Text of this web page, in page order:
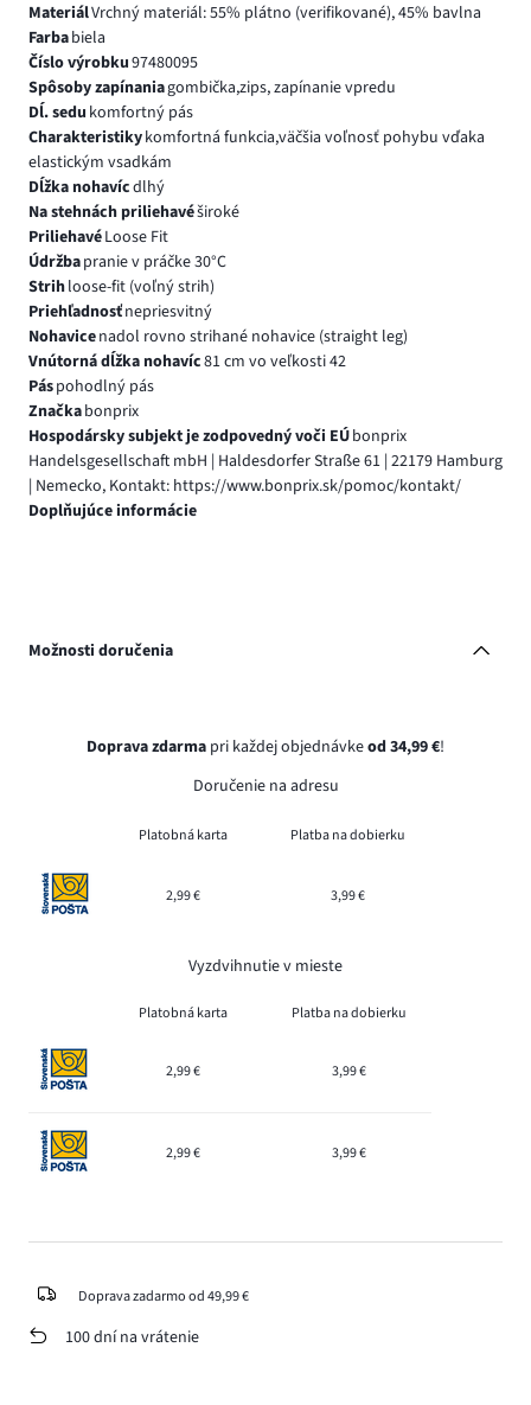
MateriálVrchný materiál: 55% plátno (verifikované), 45% bavlna
Farbabiela
Číslo výrobku97480095
Spôsoby zapínaniagombička,zips, zapínanie vpredu
Dĺ. sedu komfortný pás
Charakteristikykomfortná funkcia,väčšia voľnosť pohybu vďaka
elastickým vsadkám
Dĺžka nohavícdlhý
Na stehnách priliehavéširoké
PriliehavéLoose Fit
Údržbapranie v práčke 30°C
Strihloose-fit (voľný strih)
Priehľadnosťnepriesvitný
Nohavicenadol rovno strihané nohavice (straight leg)
Vnútorná dĺžka nohavíc81 cm vo veľkosti 42
Páspohodlný pás
Značkabonprix
Hospodársky subjekt je zodpovedný voči EÚbonprix
Handelsgesellschaft mbH | Haldesdorfer Straße 61 | 22179 Hamburg
| Nemecko, Kontakt: https://www.bonprix.sk/pomoc/kontakt/
Doplňujúce informácie
Možnosti doručenia
Doprava zdarma pri každej objednávkeod 34,99 €!
Doručenie na adresu
Platobná karta Platba na dobierku
2,99 € 3,99 €
Vyzdvihnutie v mieste
Platobná karta Platba na dobierku
2,99 € 3,99 €
2,99 € 3,99 €
Doprava zadarmo od 49,99 €
100 dní na vrátenie